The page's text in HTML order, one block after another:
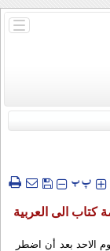
باز
‍‍‍ پپ
كتاب الى العربية
الاحد بعد أن اضطر